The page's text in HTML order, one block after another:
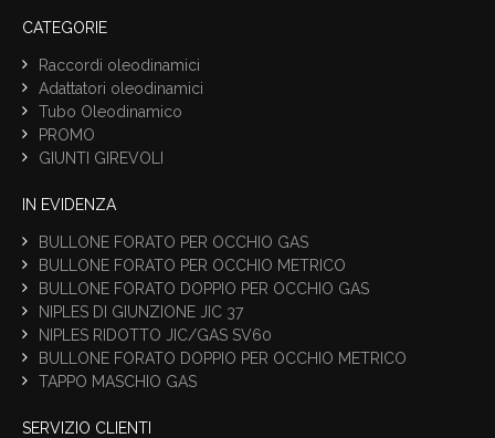
CATEGORIE
Raccordi oleodinamici
Adattatori oleodinamici
Tubo Oleodinamico
PROMO
GIUNTI GIREVOLI
IN EVIDENZA
BULLONE FORATO PER OCCHIO GAS
BULLONE FORATO PER OCCHIO METRICO
BULLONE FORATO DOPPIO PER OCCHIO GAS
NIPLES DI GIUNZIONE JIC 37
NIPLES RIDOTTO JIC/GAS SV60
BULLONE FORATO DOPPIO PER OCCHIO METRICO
TAPPO MASCHIO GAS
SERVIZIO CLIENTI